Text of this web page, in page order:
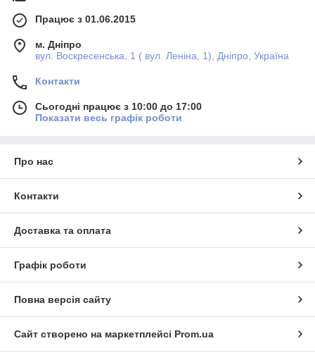
Працює з 01.06.2015
м. Дніпро
вул. Воскресенська, 1 ( вул. Леніна, 1), Дніпро, Україна
Контакти
Сьогодні працює з 10:00 до 17:00
Показати весь графік роботи
Про нас
Контакти
Доставка та оплата
Графік роботи
Повна версія сайту
Сайт створено на маркетплейсі Prom.ua